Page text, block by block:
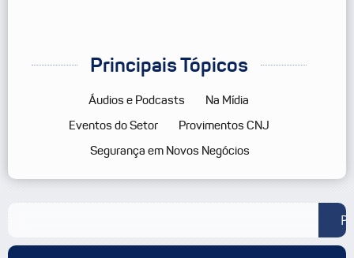
Principais Tópicos
Áudios e Podcasts
Na Mídia
Eventos do Setor
Provimentos CNJ
Segurança em Novos Negócios